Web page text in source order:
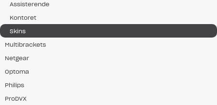
Assisterende
Kontoret
Skins
Multibrackets
Netgear
Optoma
Philips
ProDVX